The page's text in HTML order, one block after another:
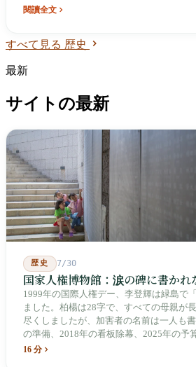
閱讀全文
すべて見る 歴史
最新
サイトの最新
歴史 7/30
国家人権博物館：涙の碑に書かれ
1999年の国際人権デー、李登輝は緑島で
ました。柏楊は28字で、すべての母親が
尽くしましたが、加害者の名前は一人も
の準備、2018年の看板除幕、2025年の予
て、自らが行ったことを記念する博物館
16 分